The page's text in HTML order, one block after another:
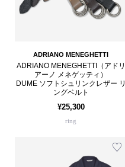
ADRIANO MENEGHETTI
ADRIANO MENEGHETTI（アドリ
アーノ メネゲッティ）
DUME ソフトシュリンクレザー リ
ングベルト
¥25,300
ring